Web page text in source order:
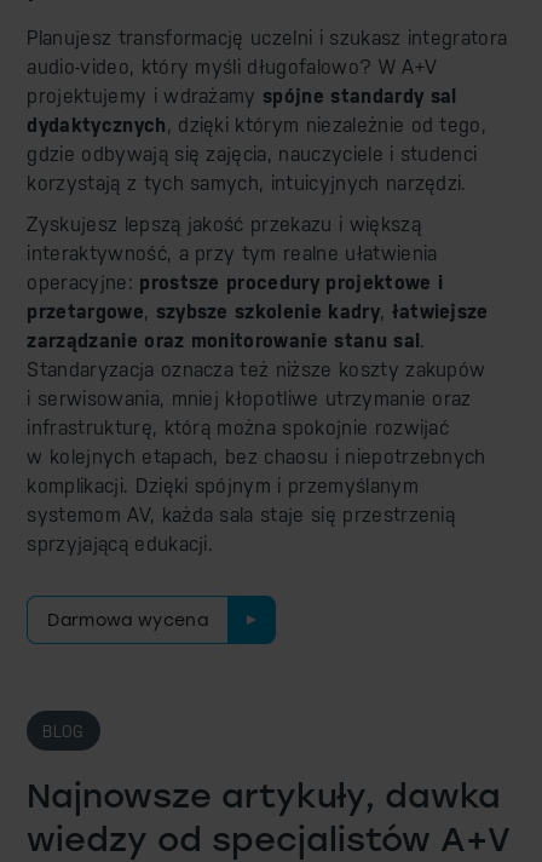
Planujesz transformację uczelni i szukasz integratora
audio-video, który myśli długofalowo? W A+V
projektujemy i wdrażamy spójne standardy sal
dydaktycznych, dzięki którym niezależnie od tego,
gdzie odbywają się zajęcia, nauczyciele i studenci
korzystają z tych samych, intuicyjnych narzędzi.
Zyskujesz lepszą jakość przekazu i większą
interaktywność, a przy tym realne ułatwienia
operacyjne: prostsze procedury projektowe i
przetargowe, szybsze szkolenie kadry, łatwiejsze
zarządzanie oraz monitorowanie stanu sal.
Standaryzacja oznacza też niższe koszty zakupów
i serwisowania, mniej kłopotliwe utrzymanie oraz
infrastrukturę, którą można spokojnie rozwijać
w kolejnych etapach, bez chaosu i niepotrzebnych
komplikacji. Dzięki spójnym i przemyślanym
systemom AV, każda sala staje się przestrzenią
sprzyjającą edukacji.
Darmowa wycena
BLOG
Najnowsze artykuły, dawka
wiedzy od specjalistów A+V